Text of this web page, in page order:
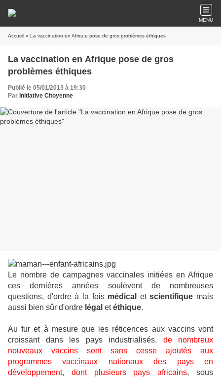
MENU
Accueil » La vaccination en Afrique pose de gros problèmes éthiques
La vaccination en Afrique pose de gros
problèmes éthiques
Publié le 05/01/2013 à 19:30
Par Initiative Citoyenne
Le nombre de campagnes vaccinales initiées en Afrique
ces dernières années soulèvent de nombreuses
questions, d'ordre à la fois médical etscientifique mais
aussi bien sûr d'ordre légal etéthique.
Au fur et à mesure que les réticences aux vaccins vont
croissant dans les pays industrialisés, de nombreux
nouveaux vaccins sont sans cesse ajoutés aux
programmes vaccinaux nationaux des pays en
développement, dont plusieurs pays africains, sous